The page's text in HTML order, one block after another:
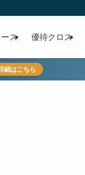
ス 優待クロス
細はこちら